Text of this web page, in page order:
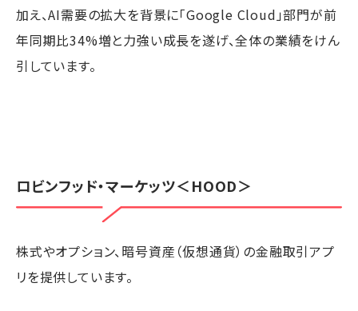
加え、AI需要の拡大を背景に「Google Cloud」部門が前
年同期比34%増と力強い成長を遂げ、全体の業績をけん
引しています。
ロビンフッド・マーケッツ＜HOOD＞
株式やオプション、暗号資産（仮想通貨）の金融取引アプ
リを提供しています。